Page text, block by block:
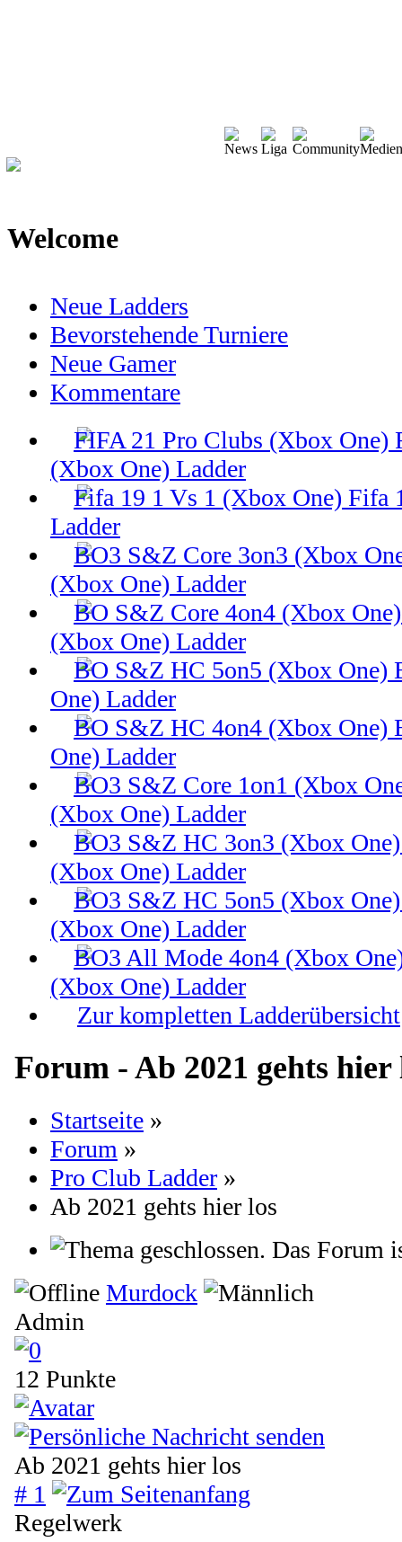
Welcome
Neue Ladders
Bevorstehende Turniere
Neue Gamer
Kommentare
(Xbox One) Ladder
Fifa
Ladder
(Xbox One) Ladder
(Xbox One) Ladder
One) Ladder
One) Ladder
(Xbox One) Ladder
(Xbox One) Ladder
(Xbox One) Ladder
(Xbox One) Ladder
Zur kompletten Ladderübersicht
Forum - Ab 2021 gehts hier
Startseite »
Forum »
Pro Club Ladder »
Ab 2021 gehts hier los
Das Forum
Murdock
Admin
12 Punkte
Ab 2021 gehts hier los
# 1
Regelwerk